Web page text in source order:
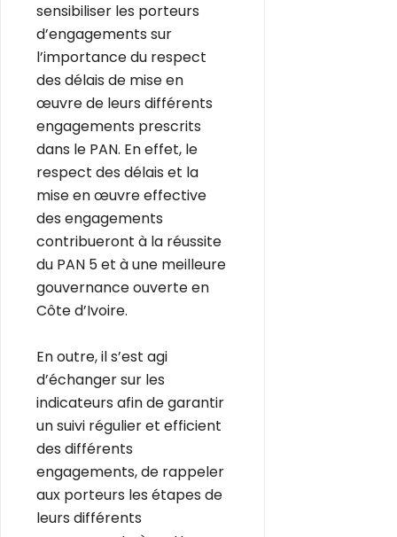
sensibiliser les porteurs
d’engagements sur
l’importance du respect
des délais de mise en
œuvre de leurs différents
engagements prescrits
dans le PAN. En effet, le
respect des délais et la
mise en œuvre effective
des engagements
contribueront à la réussite
du PAN 5 et à une meilleure
gouvernance ouverte en
Côte d’Ivoire.
En outre, il s’est agi
d’échanger sur les
indicateurs afin de garantir
un suivi régulier et efficient
des différents
engagements, de rappeler
aux porteurs les étapes de
leurs différents